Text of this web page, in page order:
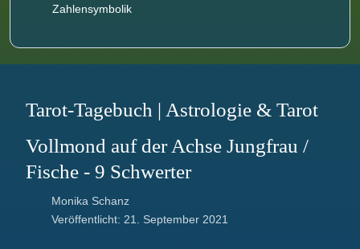
Zahlensymbolik
Tarot-Tagebuch | Astrologie & Tarot
Vollmond auf der Achse Jungfrau /
Fische - 9 Schwerter
Monika Schanz
Veröffentlicht: 21. September 2021